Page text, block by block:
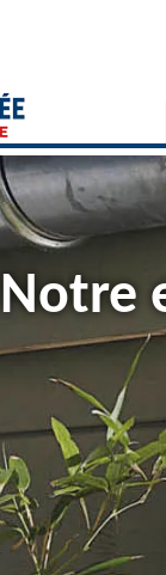
Notre